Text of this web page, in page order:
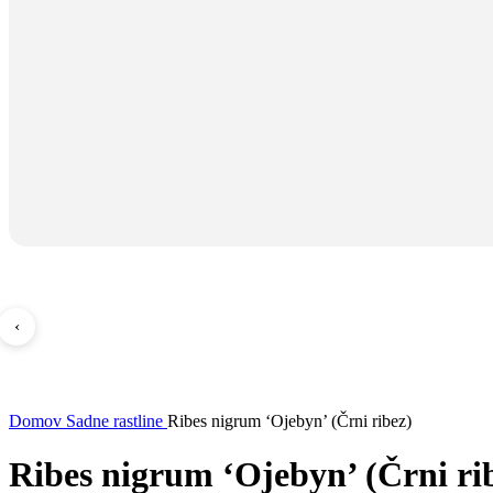
‹
Domov Sadne rastline Ribes nigrum ‘Ojebyn’ (Črni ribez)
Ribes nigrum ‘Ojebyn’ (Črni